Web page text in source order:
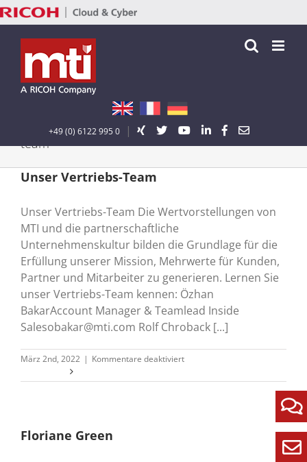
Zum
Inhalt
springen
+49 (0) 6122 995 0 |
team
Unser Vertriebs-Team
Unser Vertriebs-Team Die Wertvorstellungen von
MTI und die partnerschaftliche
Unternehmenskultur bilden die Grundlage für die
Erfüllung unserer Mission, Mehrwerte für Kunden,
Partner und Mitarbeiter zu generieren. Lernen Sie
unser Vertriebs-Team kennen: Özhan
BakarAccount Manager & Teamlead Inside
Salesobakar@mti.com Rolf Chroback [...]
März 2nd, 2022 | Kommentare deaktiviertfür
Vertriebs-
Floriane Green